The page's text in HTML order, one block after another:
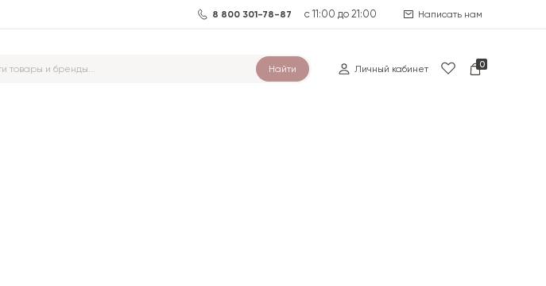
8 800 301-78-87 с 11:00 до 21:00 Написать нам
Найти Личный кабинет 0